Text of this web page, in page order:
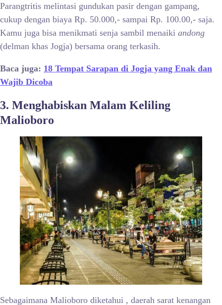
Parangtritis melintasi gundukan pasir dengan gampang,
cukup dengan biaya Rp. 50.000,- sampai Rp. 100.00,- saja.
Kamu juga bisa menikmati senja sambil menaiki andong
(delman khas Jogja) bersama orang terkasih.
Baca juga: 18 Tempat Sarapan di Jogja yang Enak dan
Wajib Dicoba
3. Menghabiskan Malam Keliling
Malioboro
Sebagaimana Malioboro diketahui , daerah sarat kenangan